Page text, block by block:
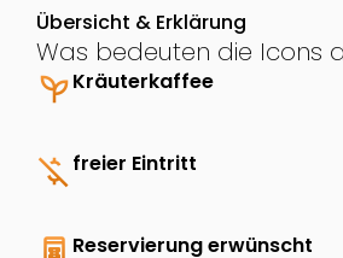
Übersicht & Erklärung
Was bedeuten die Icons
psychiatryKräuterkaffee
money_off freier Eintritt
Reservierung erwünscht